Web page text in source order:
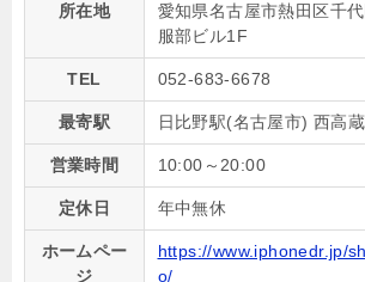
所在地
愛知県名古屋市熱田区千
服部ビル1F
TEL 052-683-6678
最寄駅 日比野駅(名古屋市) 西高
営業時間 10:00～20:00
定休日 年中無休
ホームペー
ジ
https://www.iphonedr.jp/
o/